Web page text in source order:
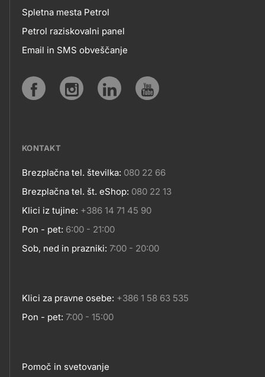
MOBILNE
APLIKACIJE
SPLETNA
Spletna mesta Petrol
Petrol raziskovalni panel
Email in SMS obveščanje
KONTAKT
Kontakt
Brezplačna tel. številka: 080 22 66
Brezplačna tel. št. eShop: 080 22 13
Klici iz tujine: +386 14 71 45 90
Pon - pet: 6:00 - 21:00
Sob, ned in prazniki: 7:00 - 20:00
Klici za pravne osebe: +386 1 58 63 535
Pon - pet: 7:00 - 15:00
Pomoč in svetovanje